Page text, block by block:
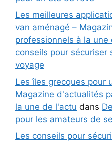
Les meilleures
van aménagé –
professionnels à la une
conseils pour sécuriser
voyage
Les îles grecques pour
Magazine d'actualités
la une de l'actu dans
pour les amateurs de
Les conseils pour